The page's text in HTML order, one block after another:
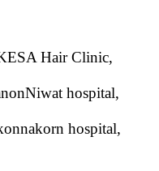
Hair Clinic,
hospital,
hospital,